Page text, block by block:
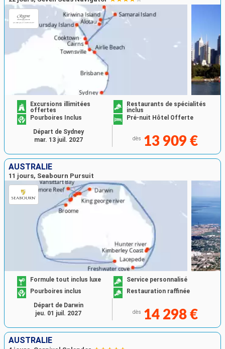
Excursions illimitées
offertes
Restaurants de spécialités
inclus
Pourboires Inclus
Pré-nuit Hôtel Offerte
dès 13 909 €
Départ de Sydney
mar. 13 juil. 2027
AUSTRALIE
11 jours, Seabourn Pursuit
Formule tout inclus luxe
Service personnalisé
Pourboires inclus
Restauration raffinée
dès 14 298 €
Départ de Darwin
jeu. 01 juil. 2027
AUSTRALIE